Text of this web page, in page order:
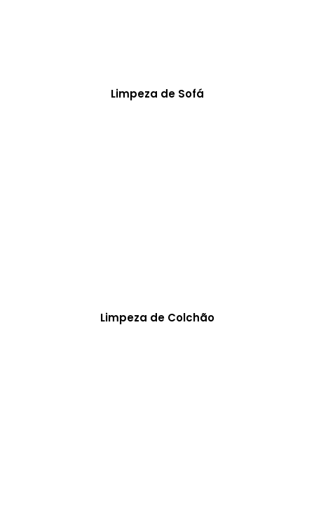
Limpeza de Sofá
Limpeza de Colchão